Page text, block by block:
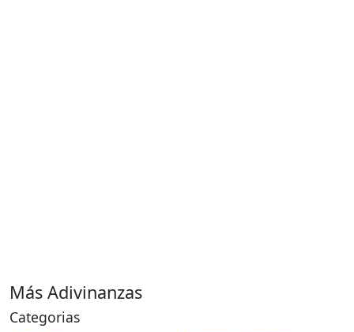
Más Adivinanzas
Categorias